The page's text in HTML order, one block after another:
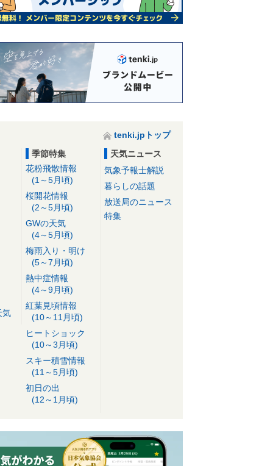
tenki.jpトップ
気
季節特集
花粉飛散情報
(1～5月頃)
桜開花情報
(2～5月頃)
GWの天気
(4～5月頃)
梅雨入り・明け
(5～7月頃)
熱中症情報
(4～9月頃)
紅葉見頃情報
(10～11月頃)
ヒートショック
(10～3月頃)
スキー積雪情報
(11～5月頃)
初日の出
(12～1月頃)
天気ニュース
気象予報士解説
暮らしの話題
放送局のニュース
特集